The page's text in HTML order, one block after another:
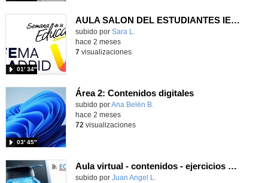
AULA SALON DEL ESTUDIANTES IES VALLECAS I BACHILLERATO ARTES
Contenido educativo.
subido por Sara L.
01′ 34″
hace 2 meses
7visualizaciones
Área 2: Contenidos digitales
Contenido educativo.
subido porAna Belén B.
03′ 45″
hace 2 meses
72 visualizaciones
Aula virtual - contenidos - ejercicios H5P
Contenido educativo.
subido por Juan Angel L.